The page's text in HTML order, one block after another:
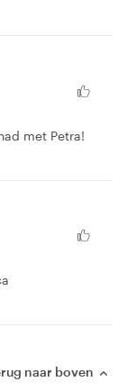
met Petra!
naar boven